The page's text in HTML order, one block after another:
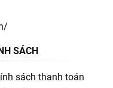
SÁCH
sách thanh toán